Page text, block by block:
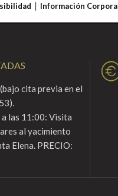
Información
cita previa en el
las 11:00: Visita
al yacimiento
Elena. PRECIO: